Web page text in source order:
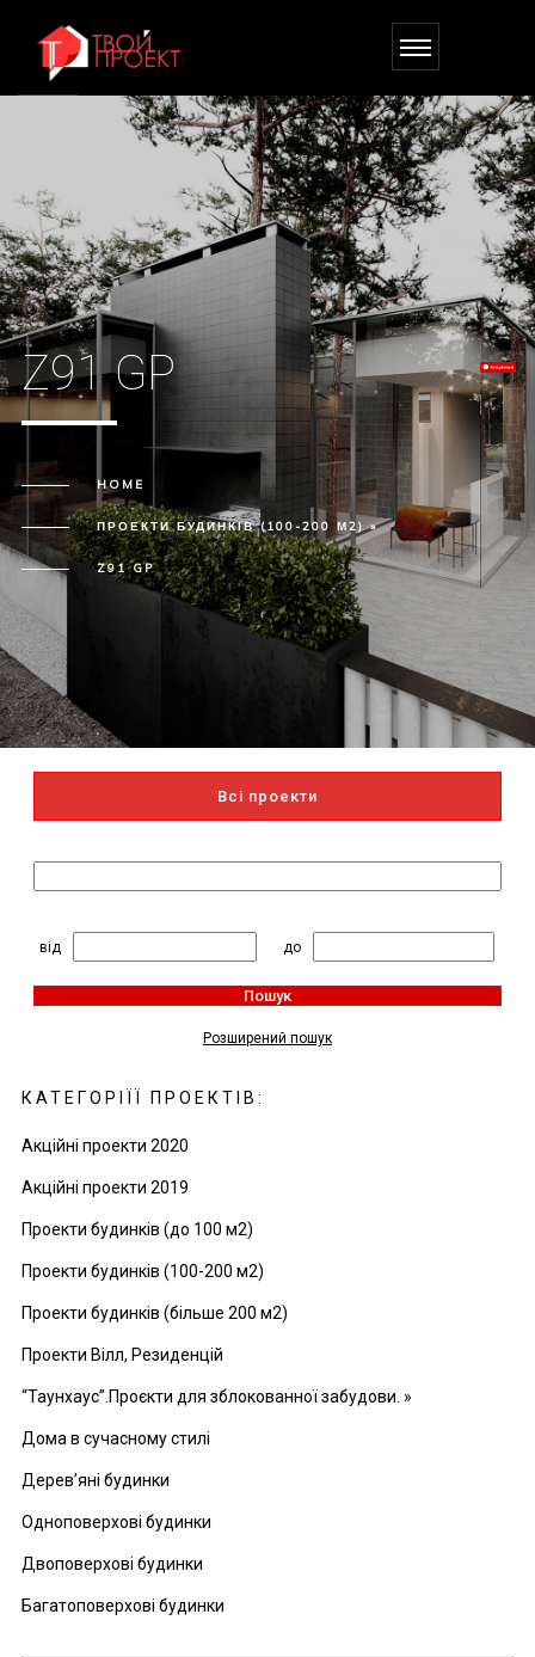
Z91 GP
HOME
ПРОЕКТИ БУДИНКІВ (100-200 М2) »
Z91 GP
Всі проекти
від
до
Пошук
Розширений пошук
КАТЕГОРІЇЇ ПРОЕКТІВ:
Акційні проекти 2020
Акційні проекти 2019
Проекти будинків (до 100 м2)
Проекти будинків (100-200 м2)
Проекти будинків (більше 200 м2)
Проекти Вілл, Резиденцій
“Таунхаус”.Проєкти для зблокованної забудови. »
Дома в сучасному стилі
Дерев’яні будинки
Одноповерхові будинки
Двоповерхові будинки
Багатоповерхові будинки